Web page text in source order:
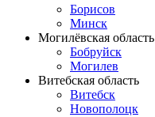
Борисов
Минск
Могилёвская область
Бобруйск
Могилев
Витебская область
Витебск
Новополоцк